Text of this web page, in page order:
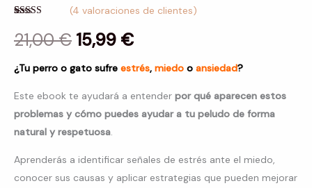
5.00 de 5 en
base a
de clientes
(4 valoraciones de clientes)
21,00€ 15,99 €
¿Tu perro o gato sufre estrés, miedo o ansiedad?
Este ebook te ayudará a entender por qué aparecen estos
problemas y cómo puedes ayudar a tu peludo de forma
natural y respetuosa.
Aprenderás a identificar señales de estrés ante el miedo,
conocer sus causas y aplicar estrategias que pueden mejorar
perros
gatos
cantidad